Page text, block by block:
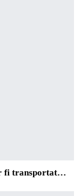
fi transportat…